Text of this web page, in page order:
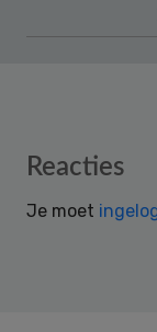
Reader
Reacties
Je moet